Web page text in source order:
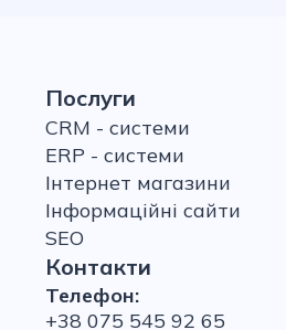
Послуги
CRM - системи
ERP - системи
Інтернет магазини
Інформаційні сайти
SEO
Контакти
Телефон:
+38 075 545 92 65